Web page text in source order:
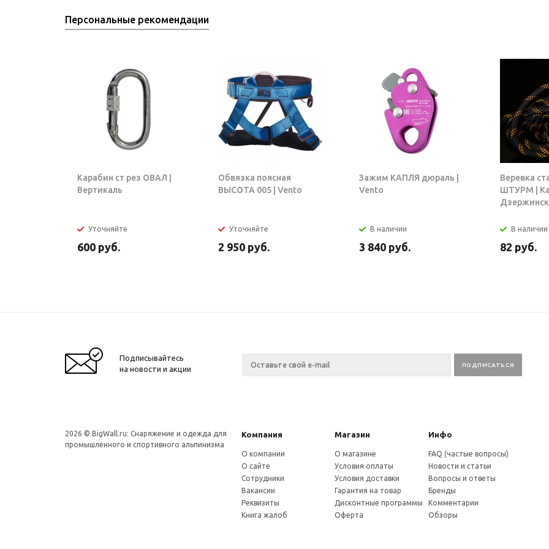
Персональные рекомендации
Карабин ст рез ОВАЛ |
Вертикаль
Уточняйте
600 руб.
Обвязка поясная
ВЫСОТА 005 | Vento
Уточняйте
2 950 руб.
Зажим КАПЛЯ дюраль |
Vento
В наличии
3 840 руб.
Веревка
ШТУРМ |
Дзержинск
В наличии
82 руб.
Подписывайтесь
на новости и акции
2026 © BigWall.ru: Снаряжение и одежда для
промышленного и спортивного альпинизма
Компания Магазин Инфо
О компании
О сайте
Сотрудники
Вакансии
Реквизиты
Книга жалоб
О магазине
Условия оплаты
Условия доставки
Гарантия на товар
Дисконтные программы
Оферта
FAQ (частые вопросы)
Новости и статьи
Вопросы и ответы
Бренды
Комментарии
Обзоры